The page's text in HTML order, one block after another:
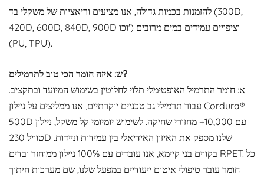
להזמנות בכמות גדולה, אנו מציעים וריאציות של משקלי בד (300D,
420D, 600D, 840D, 900D וכו') וציפויים עמידים במים מרובים
(PU, TPU).
ש: איזה חומר הכי טוב לתרמילים?
א: חומר התרמיל האופטימלי תלוי לחלוטין בשימוש המיועד ובתקציב.
עבור תרמילי גב טכניים יוקרתיים, אנו ממליצים על ניילון Cordura®
500D עם 10,000+ מחזורי שחיקה. לשימוש יומיומי קל משקל, ניילון
טוויל 230D שלנו מספק את האיזון האידיאלי בין עמידות וניידות.
בקווים בני קיימא, אנו עובדים עם 100% ניילון ממוחזר ובדים RPET. כל
חומר עובר טיפולי איטום ייעודיים במפעל שלנו, שם מערכות חיתוך